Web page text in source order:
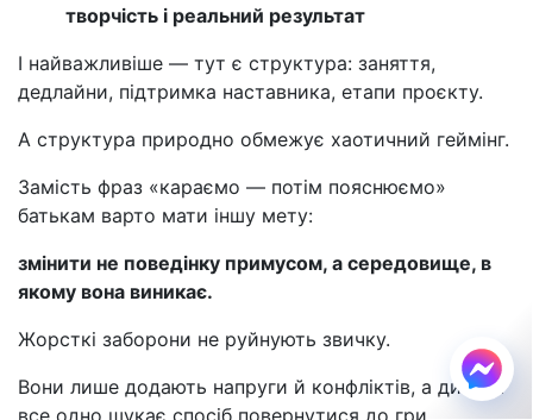
творчість і реальний результат
І найважливіше — тут є структура: заняття,
дедлайни, підтримка наставника, етапи проєкту.
А структура природно обмежує хаотичний геймінг.
Замість фраз «караємо — потім пояснюємо»
батькам варто мати іншу мету:
змінити не поведінку примусом, а середовище, в
якому вона виникає.
Жорсткі заборони не руйнують звичку.
Вони лише додають напруги й конфліктів, а дитина
все одно шукає спосіб повернутися до гри.